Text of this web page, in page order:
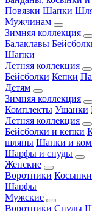
Повязки Шапки
Мужчинам
Зимняя коллекция
Балаклавы
Шапки
Летняя коллекция
Бейсболки Кепки
Детям
Зимняя коллекция
Комплекты Ушанки
Летняя коллекция
Бейсболки и кепки
шляпы Шапки и
Шарфы и снуды
Женские
Воротники Косынки
Шарфы
Мужские
Воротники Снуды